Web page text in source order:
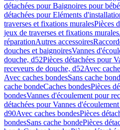
détachées pour Baignoires pour
détachées pour Eléments
traverses et fixations muralesPièces
jeux de traverses et fixations murales
réparationAutres accessoires
douches et baignoiresVannes
douche, d52Pièces détachées pour
receveurs de douche, d52Avec
Avec caches bondesSans cache
cache bondeCaches bondesPièces
bondesVannes d'écoulement pour
détachées pour Vannes
d90Avec caches bondesPièces
bondesSans cache bondePièces